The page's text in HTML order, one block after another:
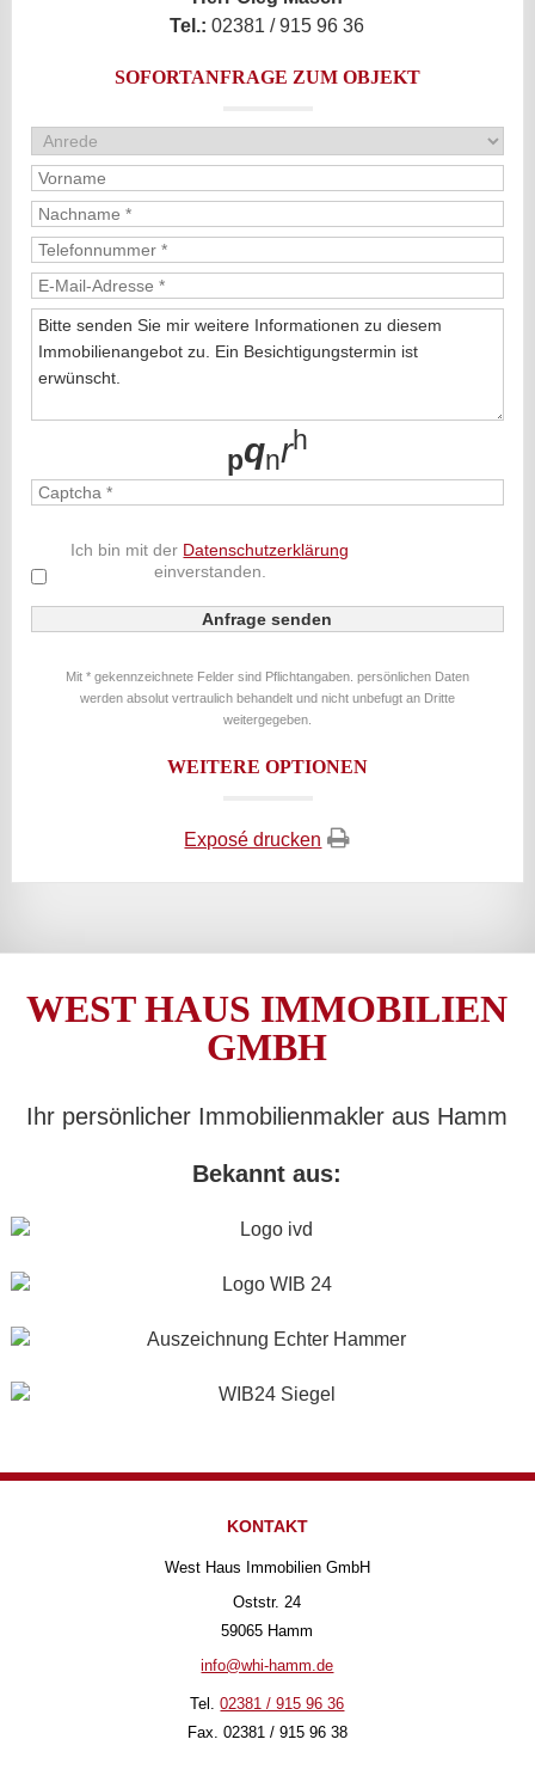
Tel.: 02381 / 915 96 36
SOFORTANFRAGE ZUM OBJEKT
pqnrh
Ich bin mit der Datenschutzerklärung
einverstanden.
Mit * gekennzeichnete Felder sind Pflichtangaben. persönlichen Daten
werden absolut vertraulich behandelt und nicht unbefugt an Dritte
weitergegeben.
WEITERE OPTIONEN
Exposé drucken
WEST HAUS IMMOBILIEN
GMBH
Ihr persönlicher Immobilienmakler aus Hamm
Bekannt aus:
KONTAKT
West Haus Immobilien GmbH
Oststr. 24
59065 Hamm
info@whi-hamm.de
Tel.02381 / 915 96 36
Fax. 02381 / 915 96 38